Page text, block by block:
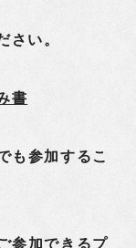
さい。
書
も参加するこ
参加できるプ